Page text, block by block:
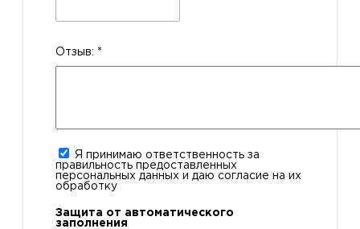
Отзыв: *
Я принимаю ответственность за
правильность предоставленных
персональных данных и даю согласие на их
обработку
Защита от автоматического
заполнения